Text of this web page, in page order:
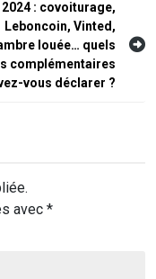
2024 : covoiturage,
Leboncoin, Vinted,
louée… quels
complémentaires
vous déclarer ?
avec *